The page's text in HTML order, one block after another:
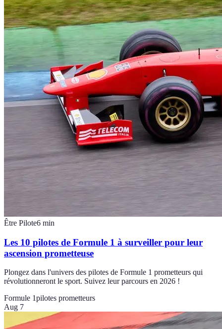
Être Pilote6 min
Les 10 pilotes de Formule 1 à surveiller pour leur
ascension prometteuse
Plongez dans l'univers des pilotes de Formule 1 prometteurs qui
révolutionneront le sport. Suivez leur parcours en 2026 !
Formule 1pilotes prometteurs
Aug 7